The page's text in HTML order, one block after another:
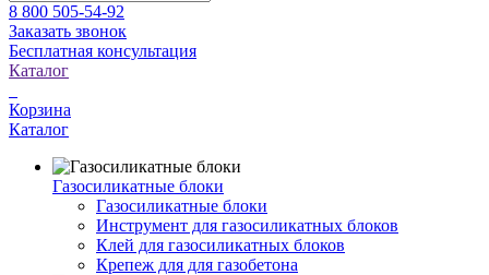
8 800 505-54-92
Заказать звонок
Бесплатная консультация
Каталог
Корзина
Каталог
Газосиликатные блоки
Газосиликатные блоки
Инструмент для газосиликатных блоков
Клей для газосиликатных блоков
Крепеж для для газобетона